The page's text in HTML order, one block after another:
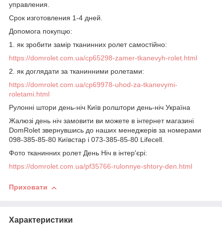
управления.
Срок изготовления 1-4 дней.
Допомога покупцю:
1. як зробити замір тканинних ролет самостійно:
https://domrolet.com.ua/cp65298-zamer-tkanevyh-rolet.html
2. як доглядати за тканинними ролетами:
https://domrolet.com.ua/cp69978-uhod-za-tkanevymi-
roletami.html
Рулонні штори день-ніч Київ ролштори день-ніч Україна
Жалюзі день ніч замовити ви можете в інтернет магазині
DomRolet звернувшись до наших менеджерів за номерами
098-385-85-80 Київстар і 073-385-85-80 Lifecell.
Фото тканинних ролет День Ніч в інтер'єрі:
https://domrolet.com.ua/pf35766-rulonnye-shtory-den.html
Приховати
Характеристики